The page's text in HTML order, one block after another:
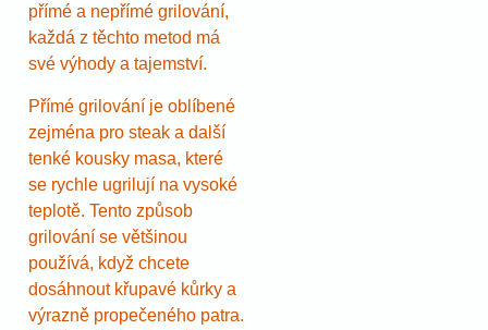
přímé a nepřímé grilování,
každá z těchto metod má
své výhody a tajemství.
Přímé grilování je oblíbené
zejména pro steak a další
tenké kousky masa, které
se rychle ugrilují na vysoké
teplotě. Tento způsob
grilování se většinou
používá, když chcete
dosáhnout křupavé kůrky a
výrazně propečeného patra.